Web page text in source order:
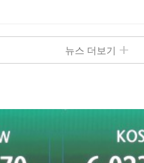
뉴스 더보기